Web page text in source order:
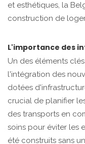
et esthétiques, la
construction de
L'importance des
Un des éléments
l'intégration des
dotées
crucial de planifier
des transports en
soins pour éviter les
été construits sans